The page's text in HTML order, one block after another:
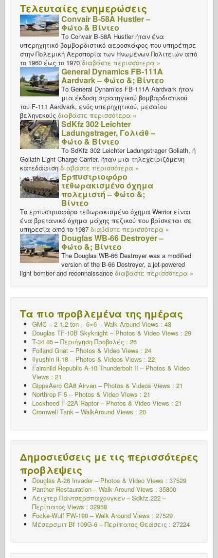
Τελευταίες ενημερώσεις
Convair B-58A Hustler –
Φώτο & Βίντεο
Το Convair B-58A Hustler ήταν ένα
υπερηχητικό βομβαρδιστικό αεροσκάφος που υπηρέτησε
στην Πολεμική Αεροπορία των Ηνωμένων Πολιτειών από
το 1960 έως το 1970 διαβάστε περισσότερα »
General Dynamics FB-111A
Aardvark – Φώτο &; Βίντεο
Το General Dynamics FB-111A Aardvark ήταν
μια έκδοση στρατηγικού βομβαρδιστικού
του F-111 Aardvark, ενός υπερηχητικού, μεσαίου
βεληνεκούς διαβάστε περισσότερα »
SdKfz 302 Leichter
Ladungstrager, Γολιάθ –
Φώτο & Βίντεο
Το SdKfz 302 Leichter Ladungstrager Goliath, ή
Goliath Light Charge Carrier, ήταν μια τηλεχειριζόμενη
κατεδάφιση διαβάστε περισσότερα »
Ερπυστριοφόρο
τεθωρακισμένο όχημα
πολεμιστή – Φώτο &;
Βίντεο
Το ερπυστριοφόρο τεθωρακισμένο όχημα Warrior είναι
ένα βρετανικό όχημα μάχης πεζικού που βρίσκεται σε
υπηρεσία από το 1987 διαβάστε περισσότερα »
Douglas WB-66 Destroyer –
Φώτο &; Βίντεο
The Douglas WB-66 Destroyer was a modified
version of the B-66 Destroyer, a jet-powered
light bomber and reconnaissance διαβάστε περισσότερα »
Τα πιο προβλεμένα της ημέρας
GMC – 2 1.2 ton – 6×6 – Walk Around Views : 43
Douglas TF-10B Skyknight – Photos & Video Views : 29
T-34 85 – Περιήγηση Προβολές : 26
Folland Gnat – Photos & Video Views : 24
Ilyushin Il-18 – Photos & Videos Views : 22
Fairchild Republic A-10 Thunderbolt II – Photos & Video
Views : 21
GippsAero GA8 Airvan – Photos & Videos Views : 21
Northrop F-5 – Photos & Video Views : 21
Lockheed F-22A Raptor – Photos & Video Views : 21
Cromwell Tank – WalkAround Views : 20
Δημοσιεύσεις με τις περισσότερες
προβλεψεις
Douglas A-26 Invader – Photos & Video Views : 37529
Panther Restauration – Walk Around Views : 35800
Λέιχτερ Πάντσερσπαχονγκεν – Sdkfz.222 –
Περίπατος Views : 32958
Focke-Wulf FW-190 – Walk Around Views : 27529
Μέσερσμιτ Bf 109G-6 – Περίπατος Θεάσεις : 27224